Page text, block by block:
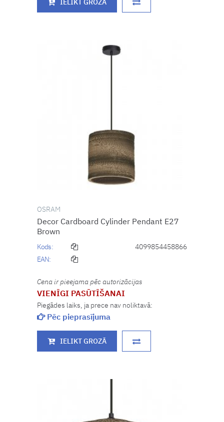
IELIKT GROZĀ
OSRAM
Decor Cardboard Cylinder Pendant E27
Brown
Kods:
4099854458866
EAN:
Cena ir pieejama pēc autorizācijas
VIENĪGI PASŪTĪŠANAI
Piegādes laiks, ja prece nav noliktavā:
Pēc pieprasījuma
IELIKT GROZĀ